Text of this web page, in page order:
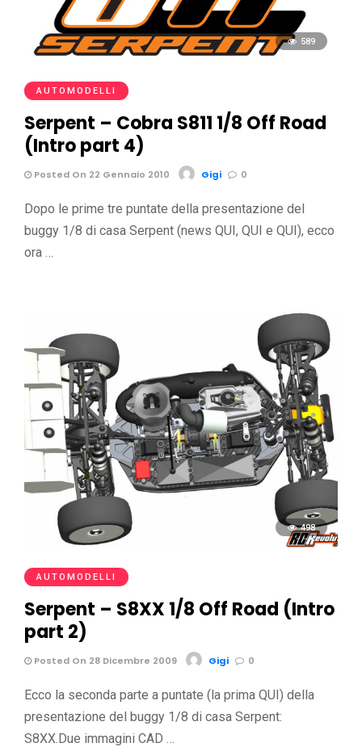
589
AUTOMODELLI
Serpent – Cobra S811 1/8 Off Road
(Intro part 4)
Posted On 22 Gennaio 2010 Gigi 0
Dopo le prime tre puntate della presentazione del
buggy 1/8 di casa Serpent (news QUI, QUI e QUI), ecco
ora …
498
AUTOMODELLI
Serpent – S8XX 1/8 Off Road (Intro
part 2)
Posted On 28 Dicembre 2009 Gigi 0
Ecco la seconda parte a puntate (la prima QUI) della
presentazione del buggy 1/8 di casa Serpent:
S8XX.Due immagini CAD …